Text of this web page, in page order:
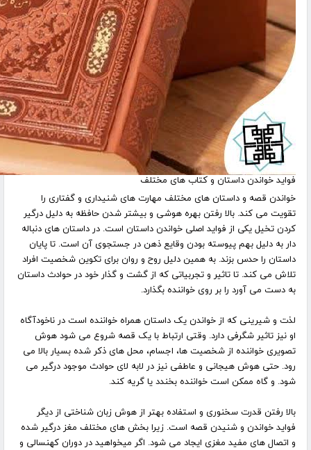
فواید خواندن داستان و کتاب های مختلف
خواندن قصه و داستان های مختلف مهارت های شنیداری و گفتاری را
تقویت می کند. بالا رفتن بهره هوشی و بیشتر شدن حافظه به دلیل درگیر
کردن تخیل یکی از فواید اصلی خواندن داستان است. در داستان های دنباله
دار به دلیل بهم پیوسته بودن وقایع ذهن در جستجوی آن است. تا پایان
داستان را حدس بزند. به همین دلیل روح و روان برای تکوین شخصیت افراد
تلاش می کند. تا تاثیر و تجربیاتی که از گشت و گذار خود در حوادث داستان
به دست می آورد را بر روی خواننده بگذارد.
لذت و شیرینی که از خواندن یک داستان همراه خواننده است در ناخودآگاه
او نیز تاثیر شگرفی دارد. وقتی ارتباط با یک قصه شروع می شود هوش
تصویری خواننده از شخصیت ها، اجسام، محل های ذکر شده بسیار بالا می
رود. حتی هوش هیجانی و عاطفی نیز در لابه لای حوادث موجود درگیر می
شود. و گاه ممکن است خواننده بخندد یا گریه کند.
بالا رفتن قدرت سخنوری و استفاده بهتر از هوش زبان شناختی از دیگر
فواید خواندن و شنیدن قصه است. زیرا بخش های مختلف مغز درگیر شده
و اتصال های مفید مغزی ایجاد می شود. اگر میخواهید در دوران کهنسالی و